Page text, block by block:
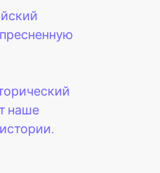
наше